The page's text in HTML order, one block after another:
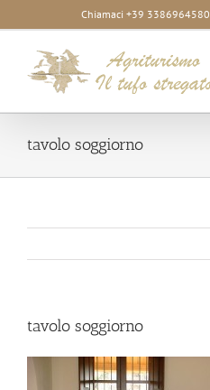
al
Chiamaci +39 3386964580
tavolo soggiorno
tavolo soggiorno